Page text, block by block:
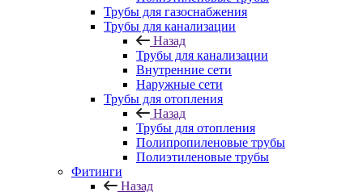
Трубы для газоснабжения
Трубы для канализации
Назад
Трубы для канализации
Внутренние сети
Наружные сети
Трубы для отопления
Назад
Трубы для отопления
Полипропиленовые трубы
Полиэтиленовые трубы
Фитинги
Назад